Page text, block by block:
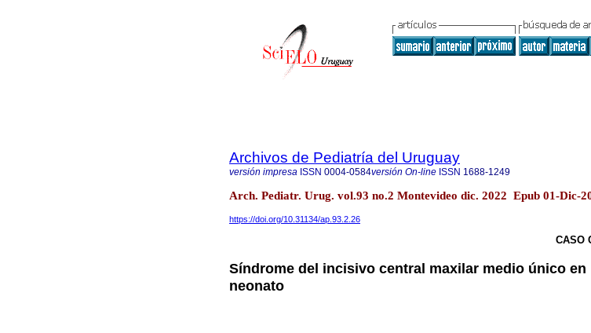
Archivos de Pediatría del Uruguay
versión impresa ISSN 0004-0584versión On-line ISSN 1688-1249
Arch. Pediatr. Urug. vol.93 no.2 Montevideo dic. 2022 Epub 01-Dic-
https://doi.org/10.31134/ap.93.2.26
CASO
Síndrome del incisivo central maxilar medio único en
neonato